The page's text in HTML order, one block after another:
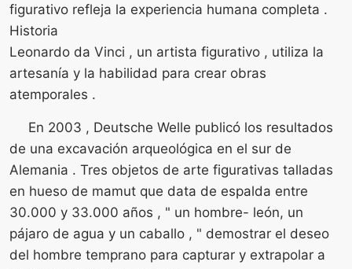
figurativo refleja la experiencia humana completa .
Historia
Leonardo da Vinci , un artista figurativo , utiliza la
artesanía y la habilidad para crear obras
atemporales .
En 2003 , Deutsche Welle publicó los resultados
de una excavación arqueológica en el sur de
Alemania . Tres objetos de arte figurativas talladas
en hueso de mamut que data de espalda entre
30.000 y 33.000 años , " un hombre- león, un
pájaro de agua y un caballo , " demostrar el deseo
del hombre temprano para capturar y extrapolar a